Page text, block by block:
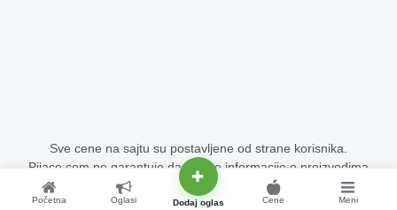
Sve cene na sajtu su postavljene od strane korisnika.
Pijace.com ne garantuje da su sve informacije o proizvodima
potpuno tačne i bez grešaka.
Copyright © 2015 - 2026 Pijace.com Sva prava su zadržana.
Početna Oglasi Dodaj oglas Cene Meni